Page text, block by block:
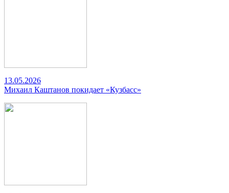
13.05.2026
Михаил Каштанов покидает «Кузбасс»